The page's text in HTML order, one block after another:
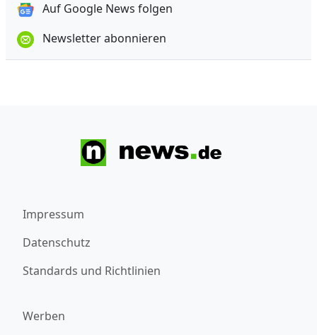
Auf Google News folgen
Newsletter abonnieren
Impressum
Datenschutz
Standards und Richtlinien
Werben